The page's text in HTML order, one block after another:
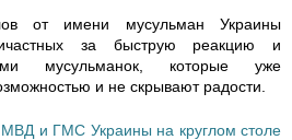
от имени мусульман Украины
за быструю реакцию и
мусульманок, которые уже
и не скрывают радости.
МВД и ГМС Украины на круглом столе